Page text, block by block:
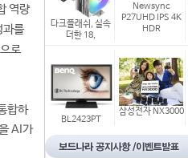
역량
과를
로
합하
AI가
다크플래쉬, 실속
더한 18,
Newsync
P27UHD IPS 4K
HDR
BL2423PT
삼성전자 NX3000